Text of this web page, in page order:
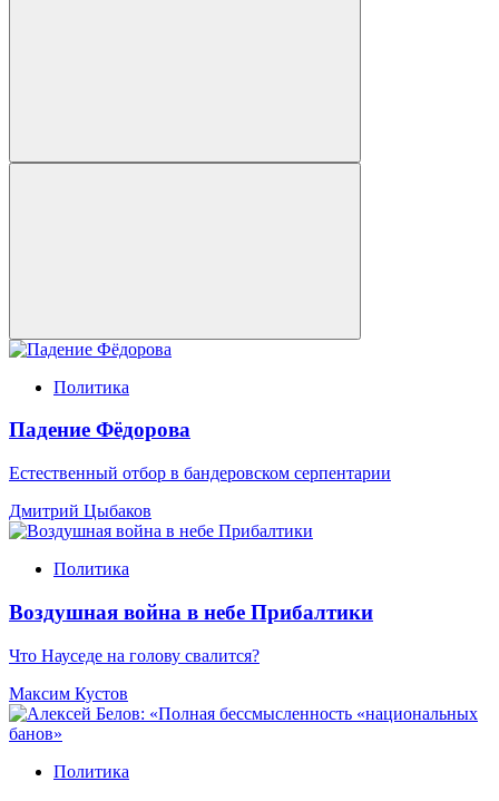
Политика
Падение Фёдорова
Естественный отбор в бандеровском серпентарии
Дмитрий Цыбаков
Политика
Воздушная война в небе Прибалтики
Что Науседе на голову свалится?
Максим Кустов
Политика